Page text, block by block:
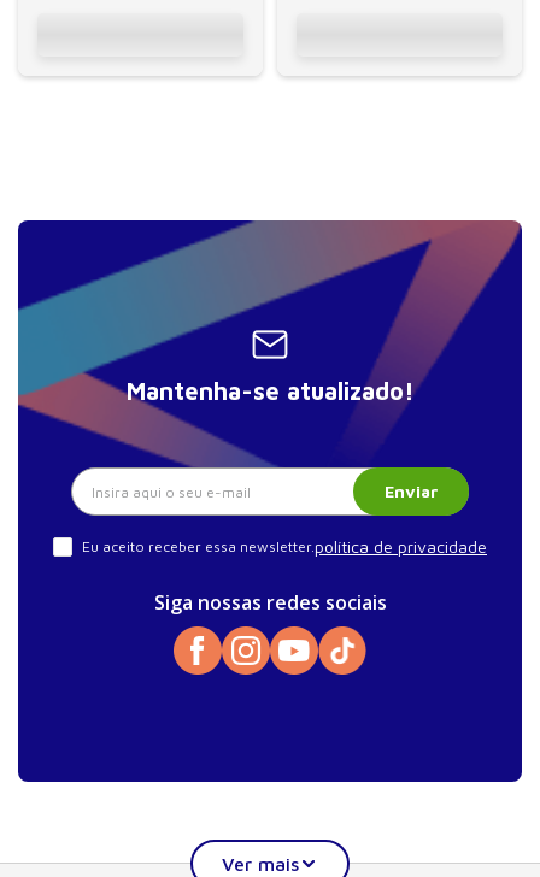
Mantenha-se atualizado!
Enviar
Eu aceito receber essa newsletter.política de privacidade
Siga nossas redes sociais